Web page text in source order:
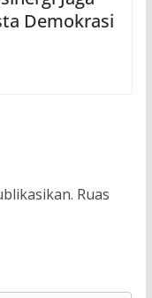
Demokrasi
Ruas